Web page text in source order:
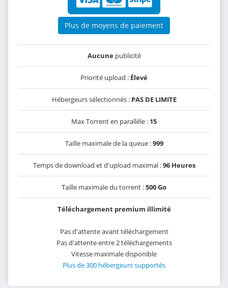
Plus de moyens de paiement
Aucunepublicité
Priorité upload : Élevé
Hébergeurs sélectionnés : PAS DE LIMITE
Max Torrent en parallèle : 15
Taille maximale de la queue :999
Temps de download et d'upload maximal :96 Heures
Taille maximale du torrent :500 Go
Téléchargement premium illimité
Pas d'attente avant téléchargement
Pas d'attente entre 2 téléchargements
Vitesse maximale disponible
Plus de 300 hébergeurs supportés